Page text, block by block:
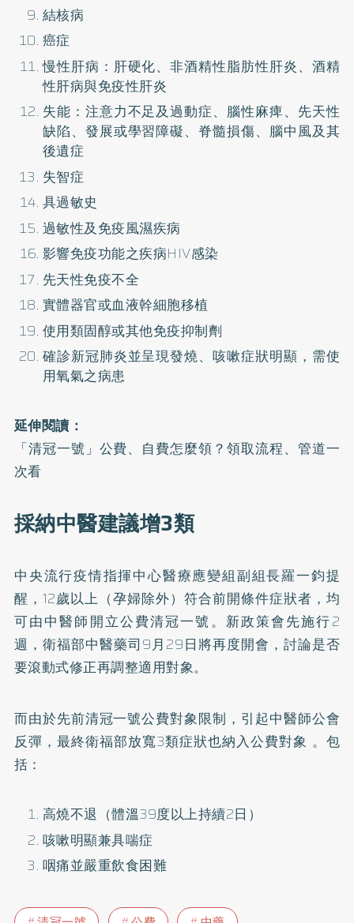
結核病
癌症
慢性肝病：肝硬化、非酒精性脂肪性肝炎、酒精
性肝病與免疫性肝炎
失能：注意力不足及過動症、腦性麻痺、先天性
缺陷、發展或學習障礙、脊髓損傷、腦中風及其
後遺症
失智症
具過敏史
過敏性及免疫風濕疾病
影響免疫功能之疾病HIV感染
先天性免疫不全
實體器官或血液幹細胞移植
使用類固醇或其他免疫抑制劑
確診新冠肺炎並呈現發燒、咳嗽症狀明顯，需使
用氧氣之病患
延伸閱讀：
「清冠一號」公費、自費怎麼領？領取流程、管道一
次看
採納中醫建議增3類
中央流行疫情指揮中心醫療應變組副組長羅一鈞提
醒，12歲以上（孕婦除外）符合前開條件症狀者，均
可由中醫師開立公費清冠一號。新政策會先施行2
週，衛福部中醫藥司9月29日將再度開會，討論是否
要滾動式修正再調整適用對象。
而由於先前清冠一號公費對象限制，引起中醫師公會
反彈，最終衛福部放寬3類症狀也納入公費對象 。包
括：
高燒不退（體溫39度以上持續2日）
咳嗽明顯兼具喘症
咽痛並嚴重飲食困難